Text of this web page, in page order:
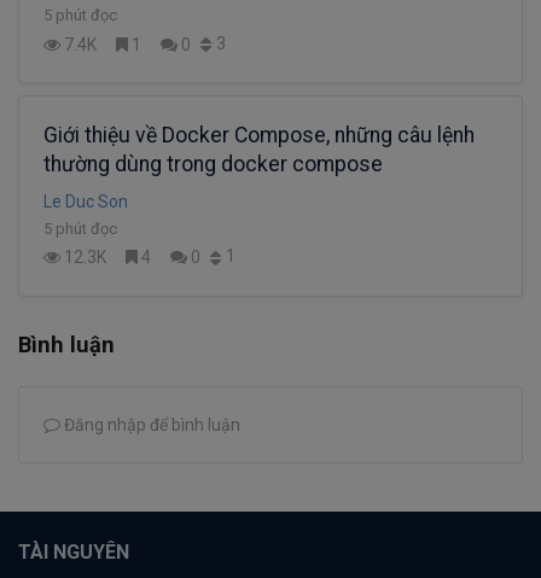
5 phút đọc
7.4K 1 0 3
Giới thiệu về Docker Compose, những câu lệnh
thường dùng trong docker compose
Le Duc Son
5 phút đọc
12.3K 4 0 1
Bình luận
Đăng nhập để bình luận
TÀI NGUYÊN